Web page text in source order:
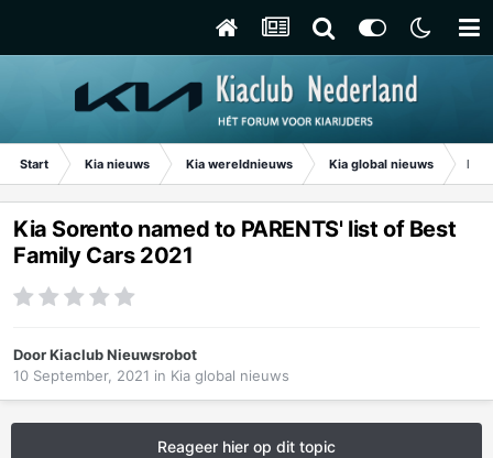
Start Kia nieuws Kia wereldnieuws Kia global nieuws Kia
Kia Sorento named to PARENTS' list of Best
Family Cars 2021
DoorKiaclub Nieuwsrobot
10 September, 2021 in Kia global nieuws
Reageer hier op dit topic